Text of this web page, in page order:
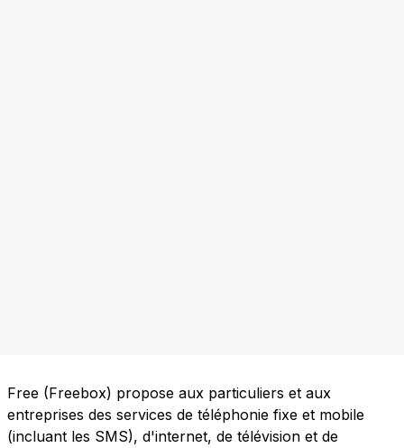
Free (Freebox) propose aux particuliers et aux
entreprises des services de téléphonie fixe et mobile
(incluant les SMS), d'internet, de télévision et de